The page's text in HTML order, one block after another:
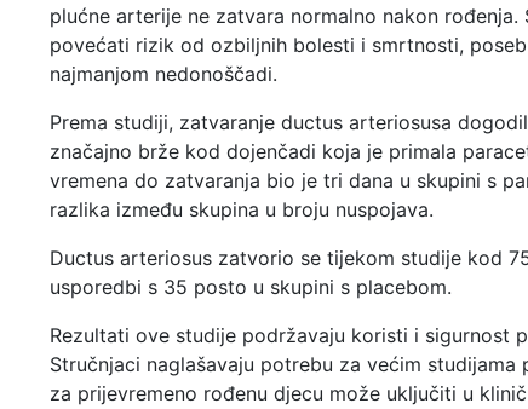
plućne arterije ne zatvara normalno nakon rođenja.
povećati rizik od ozbiljnih bolesti i smrtnosti,
najmanjom nedonoščadi.
Prema studiji, zatvaranje ductus arteriosusa
značajno brže kod dojenčadi koja je primala
vremena do zatvaranja bio je tri dana u skupini s
razlika između skupina u broju nuspojava.
Ductus arteriosus zatvorio se tijekom studije kod
usporedbi s 35 posto u skupini s placebom.
Rezultati ove studije podržavaju koristi i sigurnost
Stručnjaci naglašavaju potrebu za većim
za prijevremeno rođenu djecu može uključiti u